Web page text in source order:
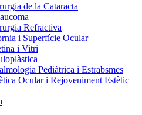
de la Cataracta
Refractiva
i Superfície Ocular
i Vitri
Pediàtrica i Estrabsmes
Ocular i Rejoveniment Estètic